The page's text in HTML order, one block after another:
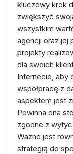
kluczowy krok
zwiększyć
wszystkim
agencji oraz jej
projekty
dla swoich
Internecie, aby
współpracę z
aspektem jest
Powinna ona
zgodne z
Ważne jest
strategię do